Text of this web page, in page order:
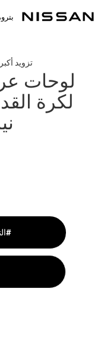
تزويد
لوحات
لكرة
التنقل الذكي من نيسان#